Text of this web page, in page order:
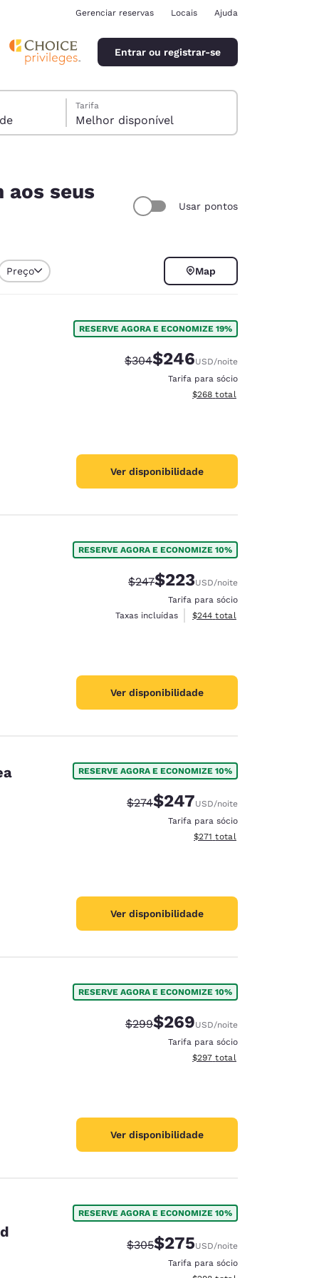
Gerenciar reservas Locais Ajuda
Entrar ou registrar-se
Tarifa
Melhor disponível
aos seus
Usar pontos
Preço Map
RESERVE AGORA E ECONOMIZE 19%
Tarifa anterior “tachada”:
$304Tarifa com desconto:
$246USD/noite
Tarifa para sócio
Exibir detalhes do total
$268 total
Ver disponibilidade
RESERVE AGORA E ECONOMIZE 10%
Tarifa anterior “tachada”:
$247Tarifa com desconto:
$223USD/noite
Tarifa para sócio
Taxas incluídas
Exibir detalhes do total
$244 total
Ver disponibilidade
RESERVE AGORA E ECONOMIZE 10%
Tarifa anterior “tachada”:
$274Tarifa com desconto:
$247USD/noite
Tarifa para sócio
Exibir detalhes do total
$271 total
Ver disponibilidade
RESERVE AGORA E ECONOMIZE 10%
Tarifa anterior “tachada”:
$299Tarifa com desconto:
$269USD/noite
Tarifa para sócio
Exibir detalhes do total
$297 total
Ver disponibilidade
RESERVE AGORA E ECONOMIZE 10%
Tarifa anterior “tachada”:
$305Tarifa com desconto:
$275USD/noite
Tarifa para sócio